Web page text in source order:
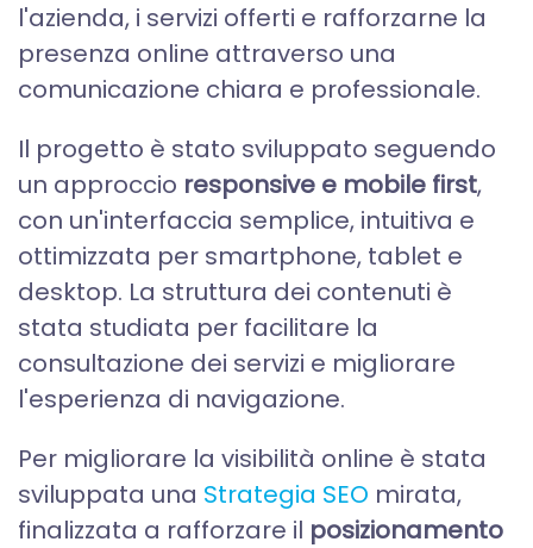
l'azienda, i servizi offerti e rafforzarne la
presenza online attraverso una
comunicazione chiara e professionale.
Il progetto è stato sviluppato seguendo
un approccio responsive e mobile first,
con un'interfaccia semplice, intuitiva e
ottimizzata per smartphone, tablet e
desktop. La struttura dei contenuti è
stata studiata per facilitare la
consultazione dei servizi e migliorare
l'esperienza di navigazione.
Per migliorare la visibilità online è stata
sviluppata una Strategia SEO mirata,
finalizzata a rafforzare il posizionamento